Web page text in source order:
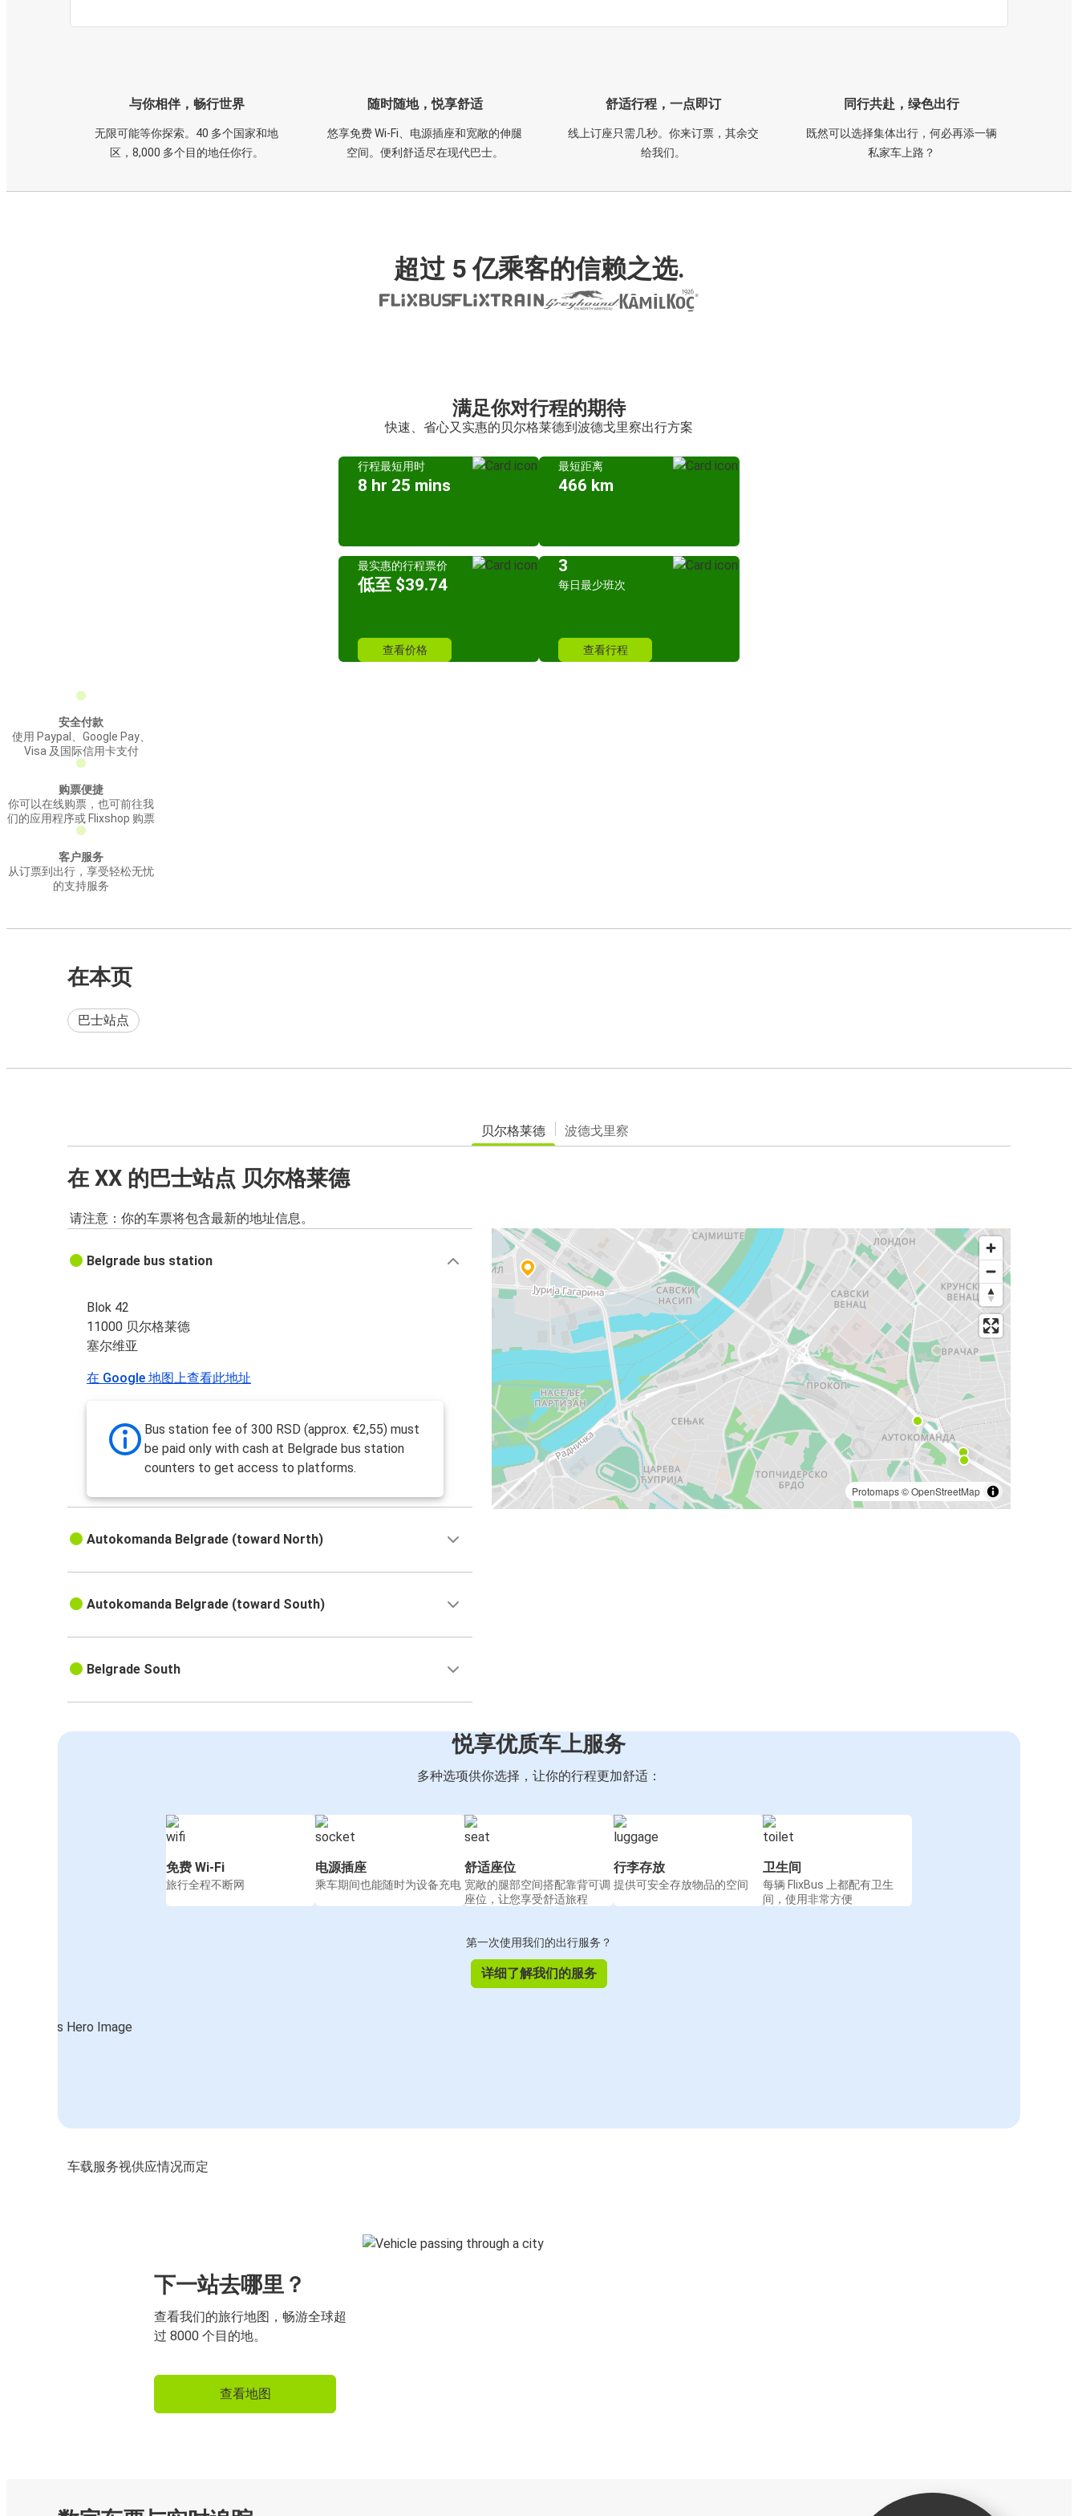
与你相伴，畅行世界
无限可能等你探索。40 多个国家和地
区，8,000 多个目的地任你行。
随时随地，悦享舒适
悠享免费 Wi-Fi、电源插座和宽敞的伸腿
空间。便利舒适尽在现代巴士。
舒适行程，一点即订
线上订座只需几秒。你来订票，其余交
给我们。
同行共赴，绿色出行
既然可以选择集体出行，何必再添一辆
私家车上路？
超过 5 亿乘客的信赖之选.
满足你对行程的期待
快速、省心又实惠的贝尔格莱德到波德戈里察出行方案
行程最短用时
8 hr 25 mins
最短距离
466 km
最实惠的行程票价
低至 $39.74
查看价格
3
每日最少班次
查看行程
安全付款
使用 Paypal、Google Pay、
Visa 及国际信用卡支付
购票便捷
你可以在线购票，也可前往我
们的应用程序或 Flixshop 购票
客户服务
从订票到出行，享受轻松无忧
的支持服务
在本页
巴士站点
贝尔格莱德 波德戈里察
在 XX 的巴士站点 贝尔格莱德
请注意：你的车票将包含最新的地址信息。
Protomaps©OpenStreetMap
Belgrade bus station
Blok 42
11000 贝尔格莱德
塞尔维亚
在 Google 地图上查看此地址
Bus station fee of 300 RSD (approx. €2,55) must
be paid only with cash at Belgrade bus station
counters to get access to platforms.
Autokomanda Belgrade (toward North)
Autokomanda Belgrade (toward South)
Belgrade South
悦享优质车上服务
多种选项供你选择，让你的行程更加舒适：
免费 Wi-Fi
旅行全程不断网
电源插座
乘车期间也能随时为设备充电
舒适座位
宽敞的腿部空间搭配靠背可调
座位，让您享受舒适旅程
行李存放
提供可安全存放物品的空间
卫生间
每辆 FlixBus 上都配有卫生
间，使用非常方便
第一次使用我们的出行服务？
详细了解我们的服务
车载服务视供应情况而定
下一站去哪里？
查看我们的旅行地图，畅游全球超
过 8000 个目的地。
查看地图